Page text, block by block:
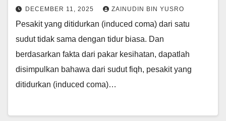
DECEMBER 11, 2025 ZAINUDIN BIN YUSRO
Pesakit yang ditidurkan (induced coma) dari satu
sudut tidak sama dengan tidur biasa. Dan
berdasarkan fakta dari pakar kesihatan, dapatlah
disimpulkan bahawa dari sudut fiqh, pesakit yang
ditidurkan (induced coma)…